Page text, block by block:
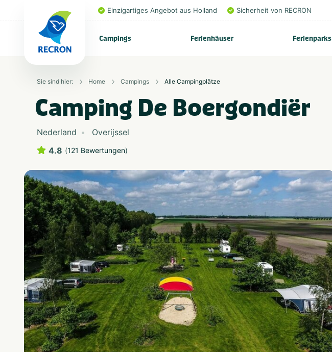
Einzigartiges Angebot aus Holland Sicherheit von RECRON
Campings Ferienhäuser Ferienparks
Sie sind hier: Home Campings Alle Campingplätze
Camping De Boergondiër
Nederland
Overijssel
4.8 (121 Bewertungen)